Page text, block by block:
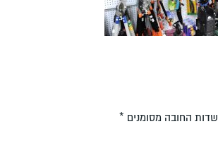
שדות החובה מסומנים *